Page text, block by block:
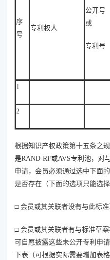
序
号
专利权人
公开号
或
专利号
1
2
根据知识产权政策第十五条之
是RAND-RF或AVS专利池，对
申请，会员必须通过选中下面
是否存在（下面的选项只能选择
□ 会员或其关联者没有与此标
□ 会员或其关联者有与标准草
可自愿披露这些未公开专利申
下表（可根据实际需要增加表